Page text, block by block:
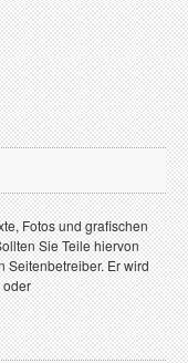
Fotos und grafischen
Sie Teile hiervon
Seitenbetreiber. Er wird
oder